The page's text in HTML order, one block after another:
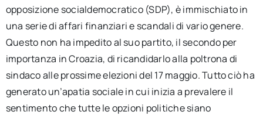
opposizione socialdemocratico (SDP), è immischiato in
una serie di affari finanziari e scandali di vario genere.
Questo non ha impedito al suo partito, il secondo per
importanza in Croazia, di ricandidarlo alla poltrona di
sindaco alle prossime elezioni del 17 maggio. Tutto ciò ha
generato un’apatia sociale in cui inizia a prevalere il
sentimento che tutte le opzioni politiche siano